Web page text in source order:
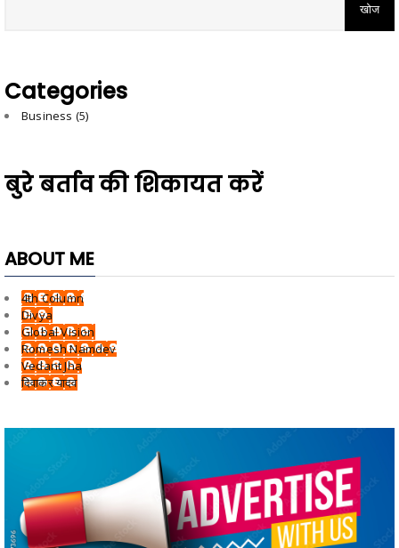
Categories
Business (5)
बुरे बर्ताव की शिकायत करें
ABOUT ME
4th Column
Divya
Global Vision
Romesh Namdev
Vedant Jha
दिवाकर यादव